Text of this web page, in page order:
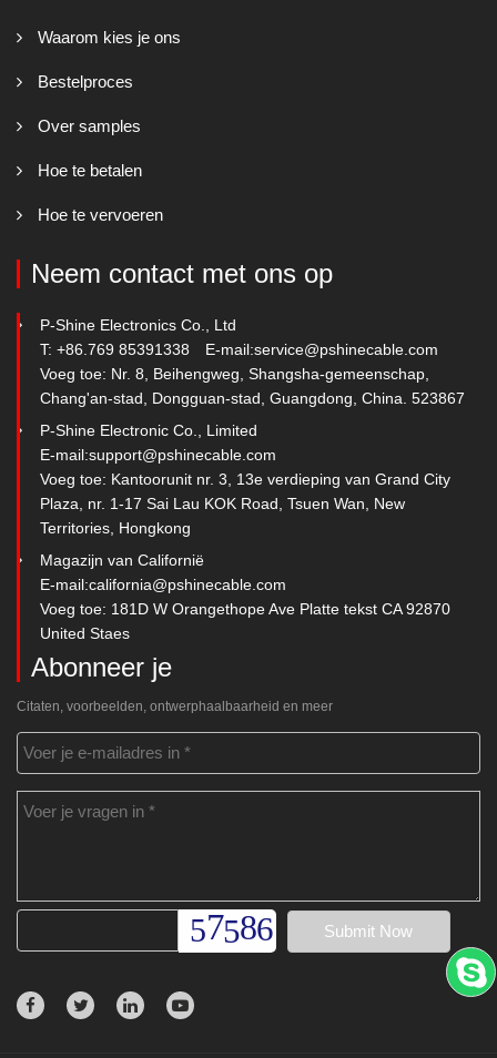
Waarom kies je ons
Bestelproces
Over samples
Hoe te betalen
Hoe te vervoeren
Neem contact met ons op
P-Shine Electronics Co., Ltd
T: +86.769 85391338
E-mail:service@pshinecable.com
Voeg toe: Nr. 8, Beihengweg, Shangsha-gemeenschap,
Chang'an-stad, Dongguan-stad, Guangdong, China. 523867
P-Shine Electronic Co., Limited
E-mail:support@pshinecable.com
Voeg toe: Kantoorunit nr. 3, 13e verdieping van Grand City
Plaza, nr. 1-17 Sai Lau KOK Road, Tsuen Wan, New
Territories, Hongkong
Magazijn van Californië
E-mail:california@pshinecable.com
Voeg toe: 181D W Orangethope Ave Platte tekst CA 92870
United Staes
Abonneer je
Citaten, voorbeelden, ontwerphaalbaarheid en meer